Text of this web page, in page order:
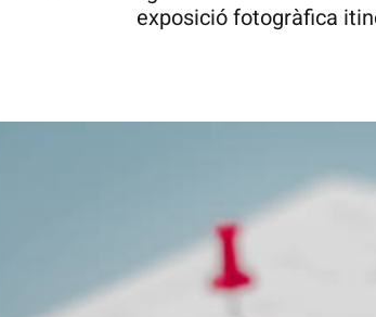
exposició fotogràfica